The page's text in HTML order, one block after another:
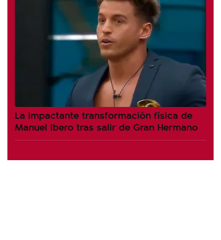
La impactante transformación física de
Manuel Ibero tras salir de Gran Hermano